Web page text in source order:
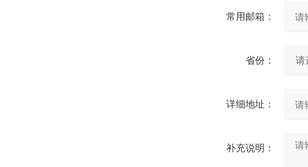
常用邮箱：
省份：
详细地址：
补充说明：